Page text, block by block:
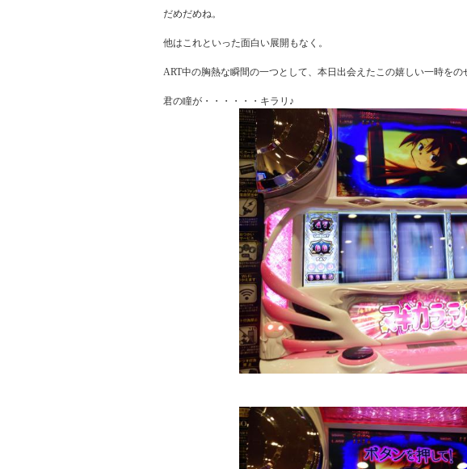
だめだめね。
他はこれといった面白い展開もなく。
ART中の胸熱な瞬間の一つとして、本日出会えたこの嬉しい一時をの